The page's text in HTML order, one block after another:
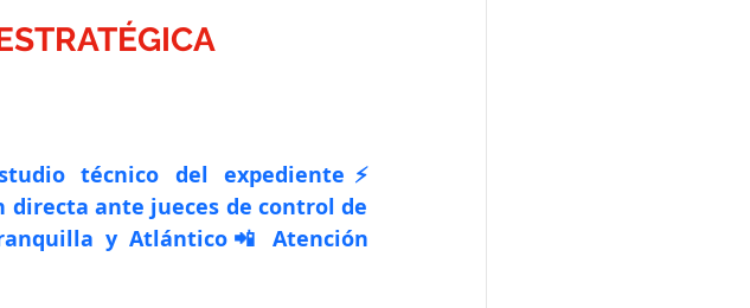
técnico del expediente⚡
directa ante jueces de control de
y Atlántico📲 Atención